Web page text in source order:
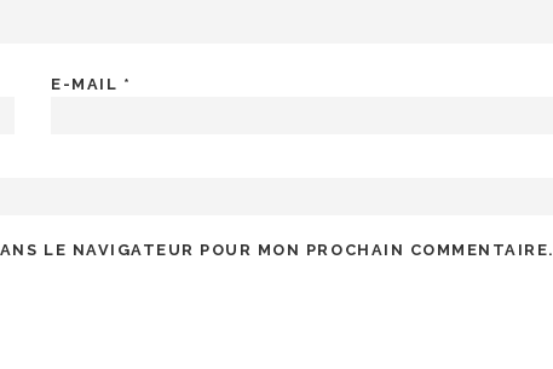
E-MAIL *
LE NAVIGATEUR POUR MON PROCHAIN COMMENTAIRE.